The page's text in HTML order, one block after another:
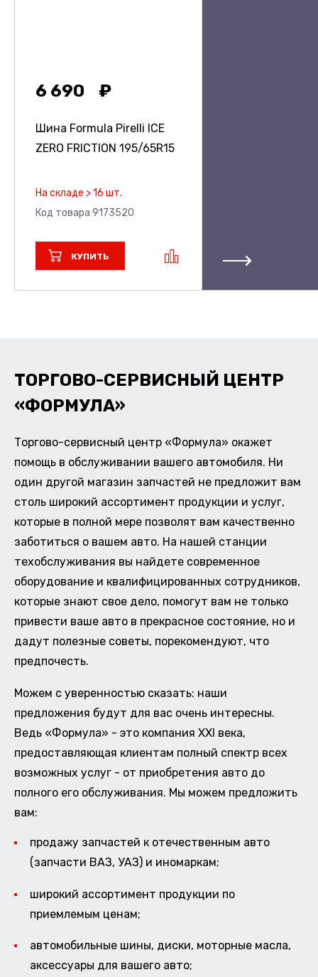
6 690
Шина Formula Pirelli ICE
ZERO FRICTION 195/65R15
На складе > 16 шт.
Код товара 9173520
КУПИТЬ
ТОРГОВО-СЕРВИСНЫЙ ЦЕНТР
«ФОРМУЛА»
Торгово-сервисный центр «Формула» окажет
помощь в обслуживании вашего автомобиля. Ни
один другой магазин запчастей не предложит вам
столь широкий ассортимент продукции и услуг,
которые в полной мере позволят вам качественно
заботиться о вашем авто. На нашей станции
техобслуживания вы найдете современное
оборудование и квалифицированных сотрудников,
которые знают свое дело, помогут вам не только
привести ваше авто в прекрасное состояние, но и
дадут полезные советы, порекомендуют, что
предпочесть.
Можем с уверенностью сказать: наши
предложения будут для вас очень интересны.
Ведь «Формула» - это компания XXI века,
предоставляющая клиентам полный спектр всех
возможных услуг - от приобретения авто до
полного его обслуживания. Мы можем предложить
вам:
продажу запчастей к отечественным авто
(запчасти ВАЗ, УАЗ) и иномаркам;
широкий ассортимент продукции по
приемлемым ценам;
автомобильные шины, диски, моторные масла,
аксессуары для вашего авто;